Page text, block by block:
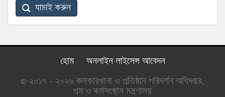
যাচাই করুন
হোম
অনলাইন লাইসেন্স আবেদন
© ২০১৭ - ২০২৬ কলকারখানা ও প্রতিষ্ঠান পরিদর্শন অধিদপ্তর,
শ্রম ও কর্মসংস্থান মন্ত্রণালয়